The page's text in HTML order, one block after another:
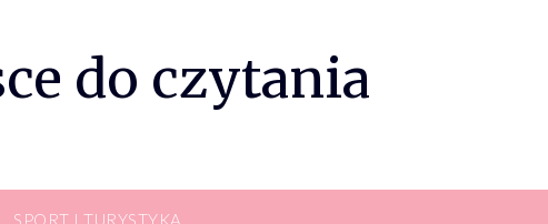
do czytania
SPORT I TURYSTYKA